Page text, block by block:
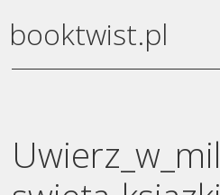
booktwist.pl